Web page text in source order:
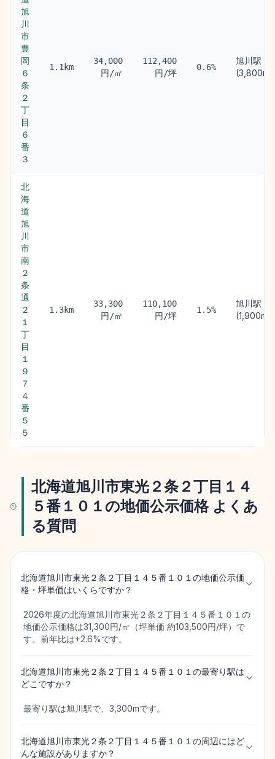
旭
川
市
豊
岡
６
条
２
丁
目
６
番
３
1.1km
34,000
円/㎡
112,400
円/坪
0.6%
旭川駅
(3,800m)
北
海
道
旭
川
市
南
２
条
通
２
１
丁
目
１
９
７
４
番
５
５
1.3km
33,300
円/㎡
110,100
円/坪
1.5%
旭川駅
(1,900m)
北海道旭川市東光２条２丁目１４
５番１０１の地価公示価格 よくあ
る質問
北海道旭川市東光２条２丁目１４５番１０１の地価公示価
格・坪単価はいくらですか？
2026年度の北海道旭川市東光２条２丁目１４５番１０１の
地価公示価格は31,300円/㎡（坪単価 約103,500円/坪）で
す。前年比は+2.6%です。
北海道旭川市東光２条２丁目１４５番１０１の最寄り駅は
どこですか？
最寄り駅は旭川駅で、3,300mです。
北海道旭川市東光２条２丁目１４５番１０１の周辺にはど
んな施設がありますか？